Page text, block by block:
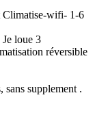
Je loue 3
réversible
sans supplement .